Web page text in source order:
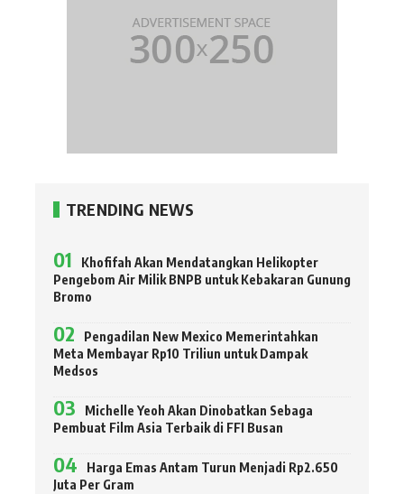
TRENDING NEWS
Khofifah Akan Mendatangkan Helikopter
Pengebom Air Milik BNPB untuk Kebakaran Gunung
Bromo
Pengadilan New Mexico Memerintahkan
Meta Membayar Rp10 Triliun untuk Dampak
Medsos
Michelle Yeoh Akan Dinobatkan Sebaga
Pembuat Film Asia Terbaik di FFI Busan
Harga Emas Antam Turun Menjadi Rp2.650
Juta Per Gram